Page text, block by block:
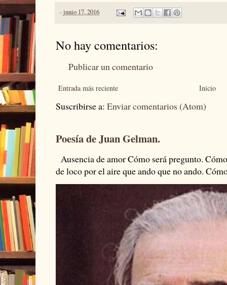
-junio 17, 2016
No hay comentarios:
Publicar un comentario
Entrada más reciente Inicio
Suscribirse a: Enviar comentarios (Atom)
Poesía de Juan Gelman.
Ausencia de amor Cómo será pregunto.
de loco por el aire que ando que no ando.